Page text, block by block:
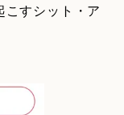
すシット・ア